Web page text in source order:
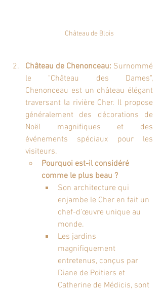
Château de Chenonceau: Surnommé
le "Château des Dames",
Chenonceau est un château élégant
traversant la rivière Cher. Il propose
généralement des décorations de
Noël magnifiques et des
événements spéciaux pour les
visiteurs.
Pourquoi est-il considéré
comme le plus beau ?
Son architecture qui
enjambe le Cher en fait un
chef-d'œuvre unique au
monde.
Les jardins
magnifiquement
entretenus, conçus par
Diane de Poitiers et
Catherine de Médicis, sont